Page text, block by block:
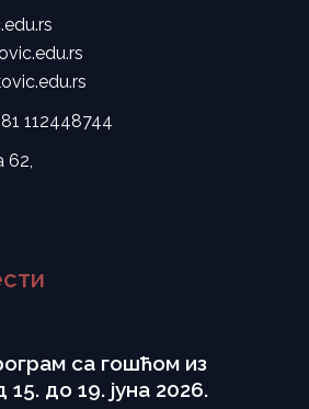
112448744
62,
са гошћом из
до 19. јуна 2026.